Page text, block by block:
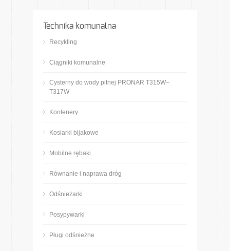
Technika komunalna
Recykling
Ciągniki komunalne
Cysterny do wody pitnej PRONAR T315W–
T317W
Kontenery
Kosiarki bijakowe
Mobilne rębaki
Równanie i naprawa dróg
Odśnieżarki
Posypywarki
Pługi odśnieżne